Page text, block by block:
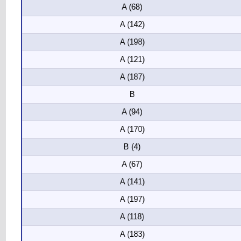
A (68)
A (142)
A (198)
A (121)
A (187)
B
A (94)
A (170)
B (4)
A (67)
A (141)
A (197)
A (118)
A (183)